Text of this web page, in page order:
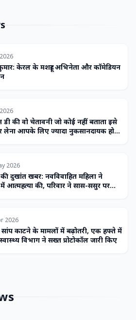
केरल के मशहूर अभिनेता और कॉमेडियन
डी की वो चेतावनी जो कोई नहीं बताता इसे
लेना आपके लिए ज्यादा नुकसानदायक हो
2026
दुखांत खबर: नवविवाहित महिला ने
आत्महत्या की, परिवार ने सास-ससुर पर
2026
काटने के मामलों में बढ़ोतरी, एक हफ्ते में
विभाग ने सख्त प्रोटोकॉल जारी किए